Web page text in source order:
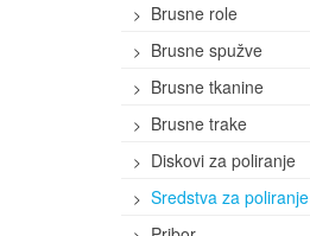
Brusne role
Brusne spužve
Brusne tkanine
Brusne trake
Diskovi za poliranje
Sredstva za poliranje